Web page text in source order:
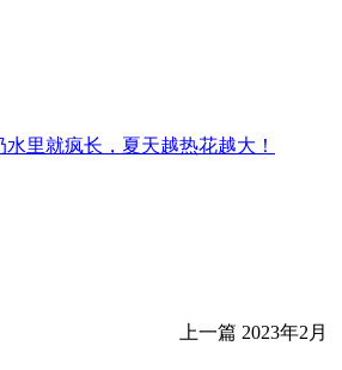
里就疯长，夏天越热花越大！
上一篇 2023年2月